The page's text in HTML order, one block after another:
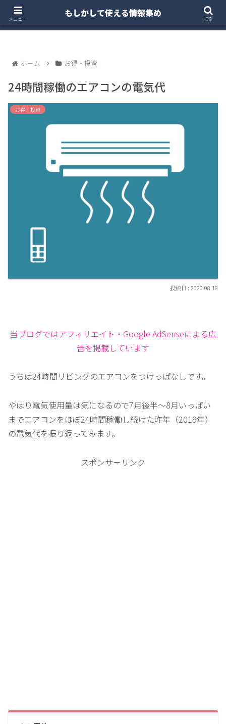
ホーム 注文住宅
ホーム お得・投資
24時間稼働のエアコンの電気代
お得・投資
2020.08.18
当ブログではアフィリエイト・Google AdSenseによる広
告を掲載しています
うちは24時間リビングのエアコンをつけっぱなしです。
やはり電気使用量は気になるので7月後半～8月いっぱい
までエアコンをほぼ24時間稼働し続けた昨年（2019年）
の電気代を振り返ってみます。
スポンサーリンク
メニュー
もしかして使える情報集め
検索